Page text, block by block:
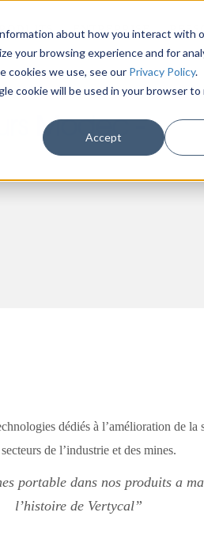
about how you interact with
your browsing experience and for
cookies we use, see our Privacy Policy.
cookie will be used in your browser to
Accept
ENTREPRISE
Modec -
dédiés à l’amélioration de la
de l’industrie et des mines.
portable dans nos produits a
l’histoire de Vertycal”